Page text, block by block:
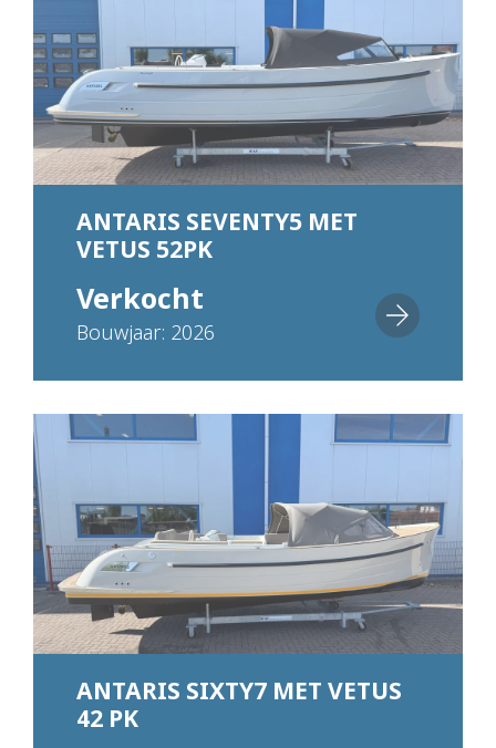
ANTARIS SEVENTY5 MET
VETUS 52PK
Verkocht
Bouwjaar: 2026
ANTARIS SIXTY7 MET VETUS
42 PK